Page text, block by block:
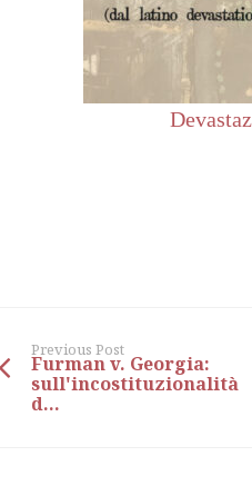
Previous Post
Furman v. Georgia:
sull'incostituzionalità
d...